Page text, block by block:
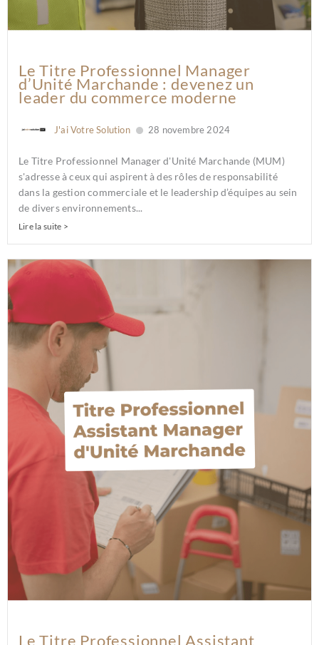
Le Titre Professionnel Manager
d’Unité Marchande : devenez un
leader du commerce moderne
J'ai Votre Solution 28 novembre 2024
Le Titre Professionnel Manager d'Unité Marchande (MUM)
s'adresse à ceux qui aspirent à des rôles de responsabilité
dans la gestion commerciale et le leadership d’équipes au sein
de divers environnements...
Lire la suite >
Le Titre Professionnel Assistant